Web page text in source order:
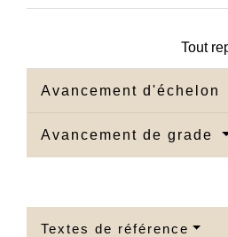
Tout
Avancement d'échelon
Avancement de grade
Textes de référence